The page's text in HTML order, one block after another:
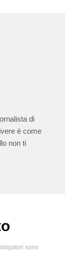
di
è come
non ti
sono